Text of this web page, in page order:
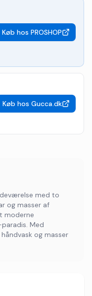
Køb hos PROSHOP
Køb hos Gucca.dk
med to
og masser af
moderne
Med
og masser